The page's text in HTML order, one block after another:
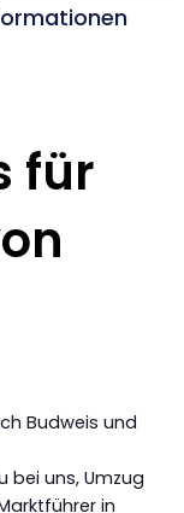
für
Budweis und
bei uns, Umzug
in